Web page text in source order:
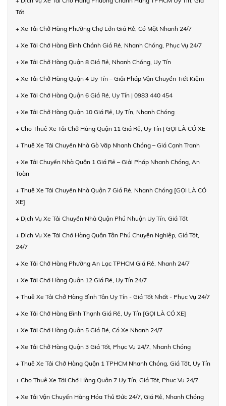
Tốt
+ Xe Tải Chở Hàng Phường Chợ Lớn Giá Rẻ, Có Mặt Nhanh 24/7
+ Xe Tải Chở Hàng Bình Chánh Giá Rẻ, Nhanh Chóng, Phục Vụ 24/7
+ Xe Tải Chở Hàng Quận 8 Giá Rẻ, Nhanh Chóng, Uy Tín
+ Xe Tải Chở Hàng Quận 4 Uy Tín – Giải Pháp Vận Chuyển Tiết Kiệm
+ Xe Tải Chở Hàng Quận 6 Giá Rẻ, Uy Tín | 0983 440 454
+ Xe Tải Chở Hàng Quận 10 Giá Rẻ, Uy Tín, Nhanh Chóng
+ Cho Thuê Xe Tải Chở Hàng Quận 11 Giá Rẻ, Uy Tín | GỌI LÀ CÓ XE
+ Thuê Xe Tải Chuyển Nhà Gò Vấp Nhanh Chóng – Giá Cạnh Tranh
+ Xe Tải Chuyển Nhà Quận 1 Giá Rẻ – Giải Pháp Nhanh Chóng, An
Toàn
+ Thuê Xe Tải Chuyển Nhà Quận 7 Giá Rẻ, Nhanh Chóng [GỌI LÀ CÓ
XE]
+ Dịch Vụ Xe Tải Chuyển Nhà Quận Phú Nhuận Uy Tín, Giá Tốt
+ Dịch Vụ Xe Tải Chở Hàng Quận Tân Phú Chuyên Nghiệp, Giá Tốt,
24/7
+ Xe Tải Chở Hàng Phường An Lạc TPHCM Giá Rẻ, Nhanh 24/7
+ Xe Tải Chở Hàng Quận 12 Giá Rẻ, Uy Tín 24/7
+ Thuê Xe Tải Chở Hàng Bình Tân Uy Tín - Giá Tốt Nhất - Phục Vụ 24/7
+ Xe Tải Chở Hàng Bình Thạnh Giá Rẻ, Uy Tín [GỌI LÀ CÓ XE]
+ Xe Tải Chở Hàng Quận 5 Giá Rẻ, Có Xe Nhanh 24/7
+ Xe Tải Chở Hàng Quận 3 Giá Tốt, Phục Vụ 24/7, Nhanh Chóng
+ Thuê Xe Tải Chở Hàng Quận 1 TPHCM Nhanh Chóng, Giá Tốt, Uy Tín
+ Cho Thuê Xe Tải Chở Hàng Quận 7 Uy Tín, Giá Tốt, Phục Vụ 24/7
+ Xe Tải Vận Chuyển Hàng Hóa Thủ Đức 24/7, Giá Rẻ, Nhanh Chóng